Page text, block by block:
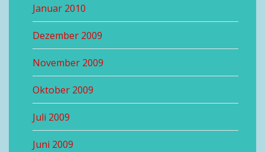
Januar 2010
Dezember 2009
November 2009
Oktober 2009
Juli 2009
Juni 2009